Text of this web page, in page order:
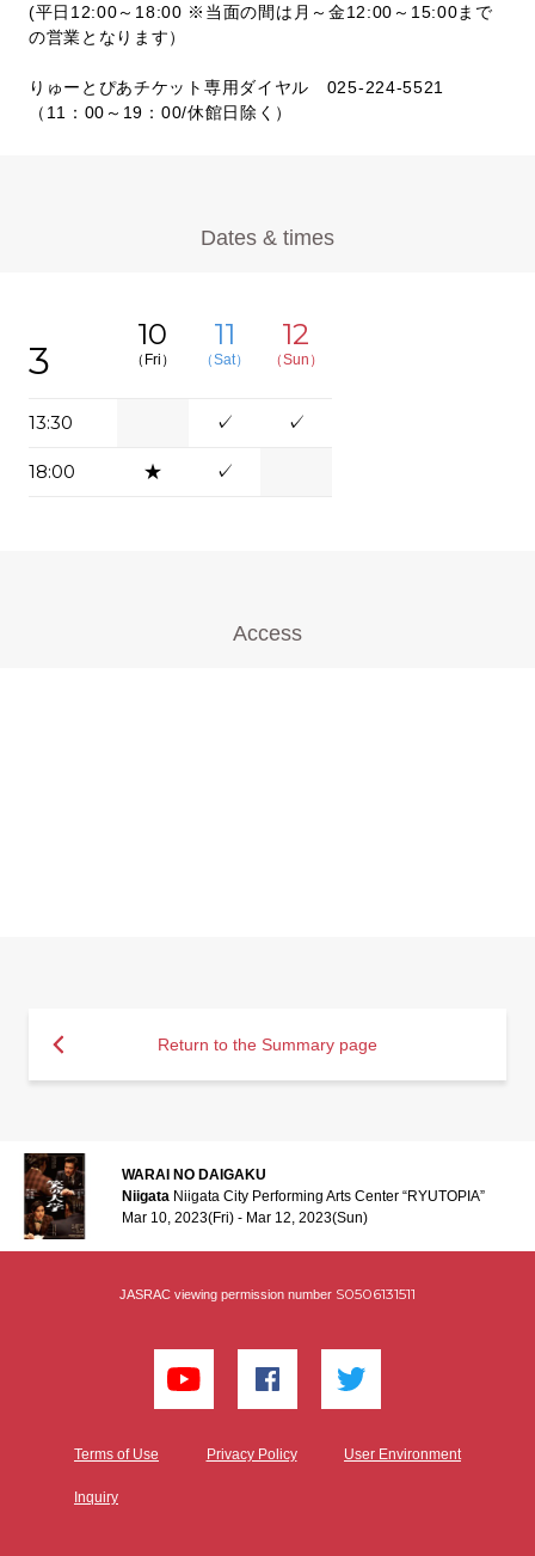
(平日12:00～18:00 ※当面の間は月～金12:00～15:00まで
の営業となります）
りゅーとぴあチケット専用ダイヤル 025‐224‐5521
（11：00～19：00/休館日除く）
Dates & times
3
10
（Fri）
11
（Sat）
12
（Sun）
13:30 ✓ ✓
18:00 ★ ✓
Access
Return to the Summary page
WARAI NO DAIGAKU
Niigata Niigata City Performing Arts Center “RYUTOPIA”
Mar 10, 2023(Fri) - Mar 12, 2023(Sun)
JASRAC viewing permission number S0506131511
Terms of Use Privacy Policy User Environment
Inquiry